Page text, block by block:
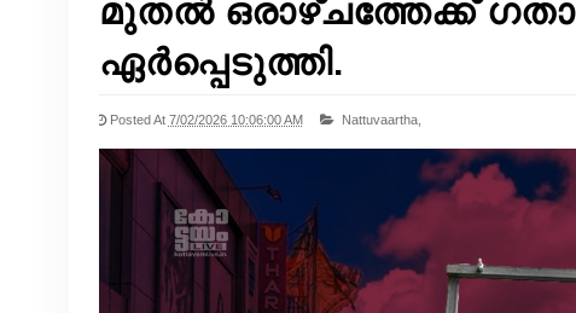
മുതൽ ഒരാഴ്ചത്തേക്ക്
ഏർപ്പെടുത്തി.
Posted At 7/02/2026 10:06:00 AM Nattuvaartha,